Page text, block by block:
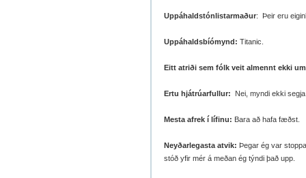
Uppáhaldstónlistarmaður: Þeir eru
Uppáhaldsbíómynd: Titanic.
Eitt atriði sem fólk veit almennt ekki
Ertu hjátrúarfullur: Nei, myndi ekki
Mesta afrek í lífinu: Bara að hafa fæðst.
Neyðarlegasta atvik: Þegar ég var
stóð yfir mér á meðan ég týndi það upp.